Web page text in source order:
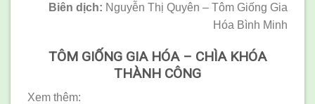
Biên dịch: Nguyễn Thị Quyên – Tôm Giống Gia
Hóa Bình Minh
TÔM GIỐNG GIA HÓA – CHÌA KHÓA
THÀNH CÔNG
Xem thêm: